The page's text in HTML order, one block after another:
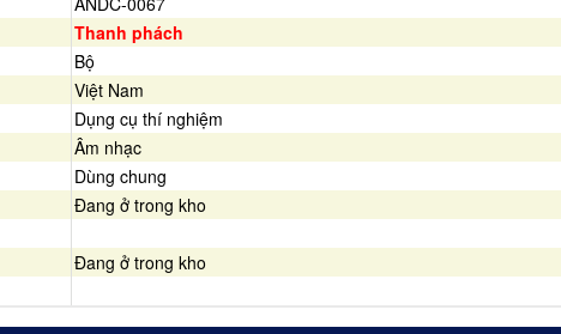
Thanh phách
Bộ
Việt Nam
Dụng cụ thí nghiệm
Âm nhạc
Dùng chung
Đang ở trong kho
Đang ở trong kho